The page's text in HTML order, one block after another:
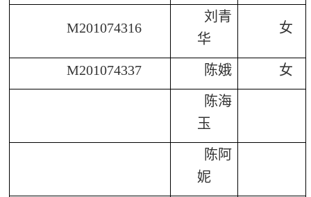
M201074316
刘青
华
女
M201074337 陈娥 女
陈海
玉
陈阿
妮